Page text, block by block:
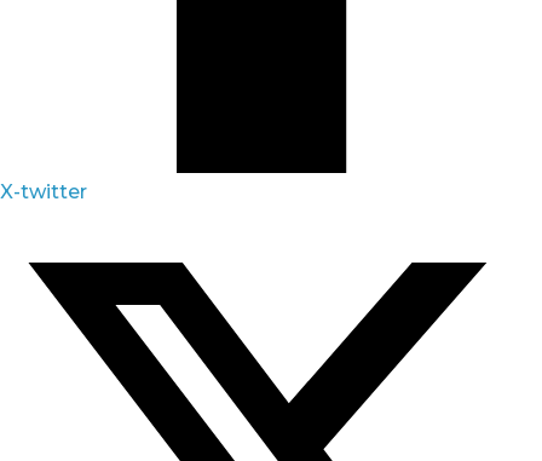
X-twitter